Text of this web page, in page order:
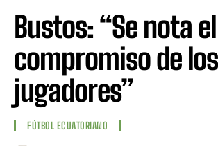
Bustos: “Se nota el
compromiso de los
jugadores”
FÚTBOL ECUATORIANO